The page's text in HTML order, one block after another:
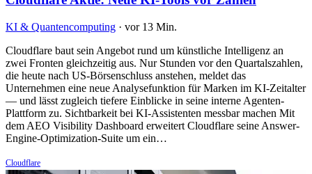
KI & Quantencomputing · vor 13 Min.
Cloudflare baut sein Angebot rund um künstliche Intelligenz an
zwei Fronten gleichzeitig aus. Nur Stunden vor den Quartalszahlen,
die heute nach US-Börsenschluss anstehen, meldet das
Unternehmen eine neue Analysefunktion für Marken im KI-Zeitalter
— und lässt zugleich tiefere Einblicke in seine interne Agenten-
Plattform zu. Sichtbarkeit bei KI-Assistenten messbar machen Mit
dem AEO Visibility Dashboard erweitert Cloudflare seine Answer-
Engine-Optimization-Suite um ein…
Cloudflare